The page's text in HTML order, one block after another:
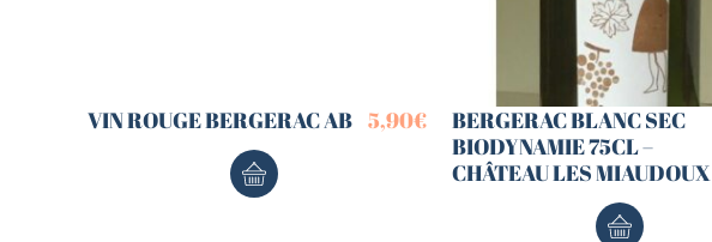
VIN ROUGE BERGERAC AB 5,90€
BERGERAC BLANC SEC
BIODYNAMIE 75CL –
CHÂTEAU LES MIAUDOUX